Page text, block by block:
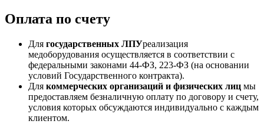
Оплата по счету
Для государственных ЛПУреализация
медоборудования осуществляется в соответствии с
федеральными законами 44-ФЗ, 223-ФЗ (на основании
условий Государственного контракта).
Для коммерческих организаций и физических лиц мы
предоставляем безналичную оплату по договору и счету,
условия которых обсуждаются индивидуально с каждым
клиентом.